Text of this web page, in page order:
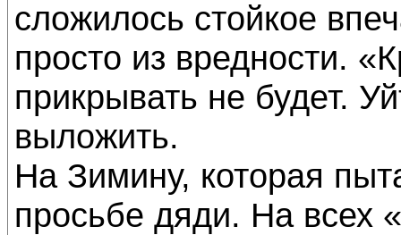
сложилось стойкое
просто из вредности.
прикрывать не будет.
выложить.
На Зимину, которая
просьбе дяди. На всех